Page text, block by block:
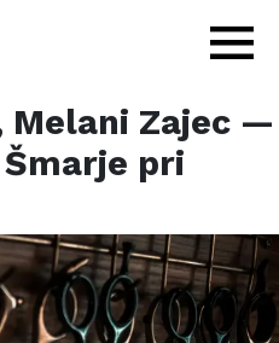
Melani Zajec —
Šmarje pri